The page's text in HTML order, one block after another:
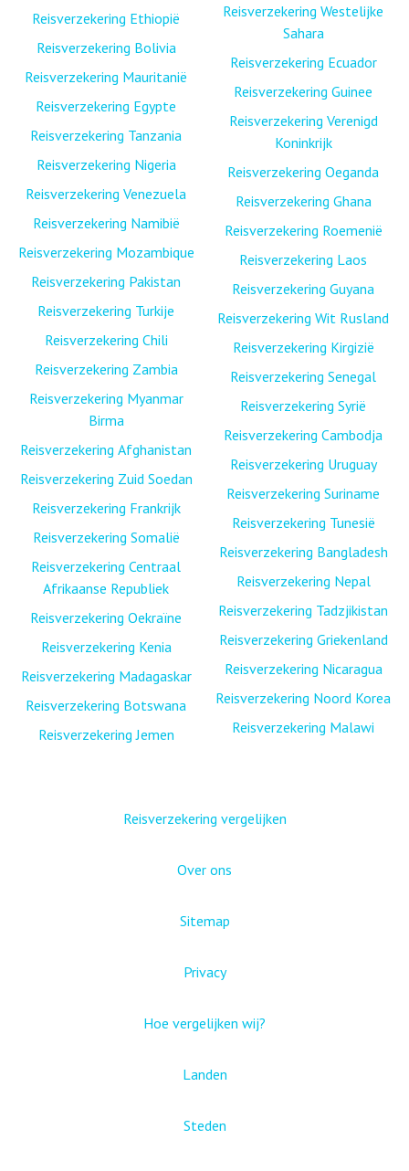
Reisverzekering Ethiopië
Reisverzekering Bolivia
Reisverzekering Mauritanië
Reisverzekering Egypte
Reisverzekering Tanzania
Reisverzekering Nigeria
Reisverzekering Venezuela
Reisverzekering Namibië
Reisverzekering Mozambique
Reisverzekering Pakistan
Reisverzekering Turkije
Reisverzekering Chili
Reisverzekering Zambia
Reisverzekering Myanmar
Birma
Reisverzekering Afghanistan
Reisverzekering Zuid Soedan
Reisverzekering Frankrijk
Reisverzekering Somalië
Reisverzekering Centraal
Afrikaanse Republiek
Reisverzekering Oekraïne
Reisverzekering Kenia
Reisverzekering Madagaskar
Reisverzekering Botswana
Reisverzekering Jemen
Reisverzekering Westelijke
Sahara
Reisverzekering Ecuador
Reisverzekering Guinee
Reisverzekering Verenigd
Koninkrijk
Reisverzekering Oeganda
Reisverzekering Ghana
Reisverzekering Roemenië
Reisverzekering Laos
Reisverzekering Guyana
Reisverzekering Wit Rusland
Reisverzekering Kirgizië
Reisverzekering Senegal
Reisverzekering Syrië
Reisverzekering Cambodja
Reisverzekering Uruguay
Reisverzekering Suriname
Reisverzekering Tunesië
Reisverzekering Bangladesh
Reisverzekering Nepal
Reisverzekering Tadzjikistan
Reisverzekering Griekenland
Reisverzekering Nicaragua
Reisverzekering Noord Korea
Reisverzekering Malawi
Reisverzekering vergelijken
Over ons
Sitemap
Privacy
Hoe vergelijken wij?
Landen
Steden